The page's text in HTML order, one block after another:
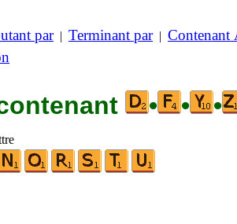
par| Terminant par| Contenant
• • •